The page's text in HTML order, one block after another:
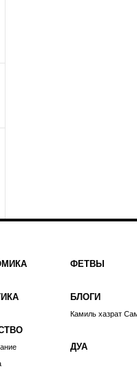
ФЕТВЫ
БЛОГИ
Камиль хазрат
ДУА